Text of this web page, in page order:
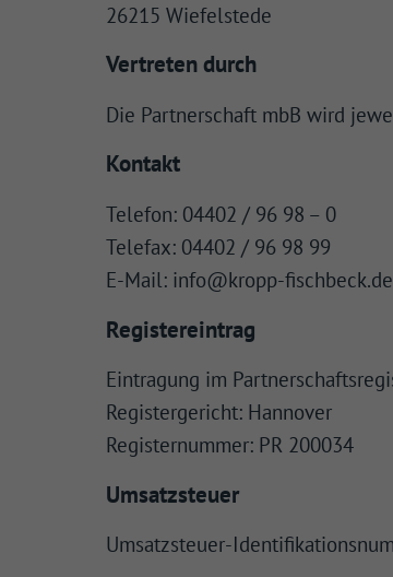
26215 Wiefelstede
Vertreten durch
Die Partnerschaft mbB wird
Kontakt
Telefon: 04402 / 96 98 – 0
Telefax: 04402 / 96 98 99
E-Mail: info@kropp-fischbeck.de
Registereintrag
Eintragung im
Registergericht: Hannover
Registernummer: PR 200034
Umsatzsteuer
Umsatzsteuer-